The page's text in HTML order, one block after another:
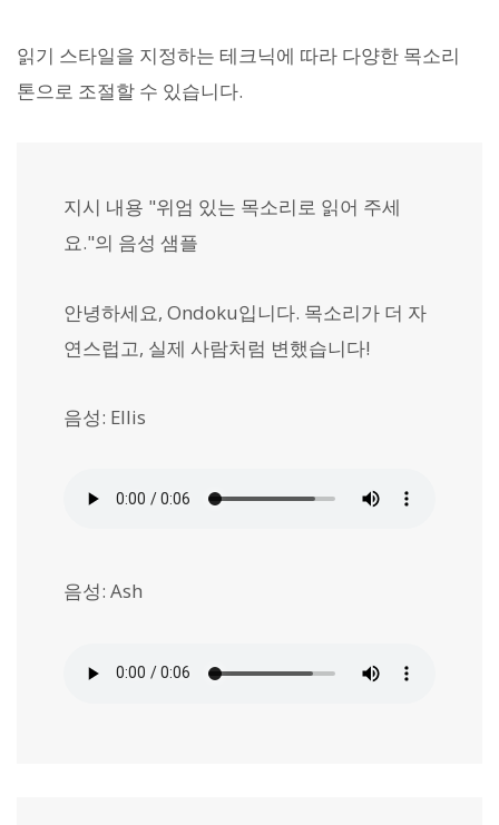
읽기 스타일을 지정하는 테크닉에 따라 다양한 목소리
톤으로 조절할 수 있습니다.
지시 내용 "위엄 있는 목소리로 읽어 주세
요."의 음성 샘플
안녕하세요, Ondoku입니다. 목소리가 더 자
연스럽고, 실제 사람처럼 변했습니다!
음성: Ellis
음성: Ash